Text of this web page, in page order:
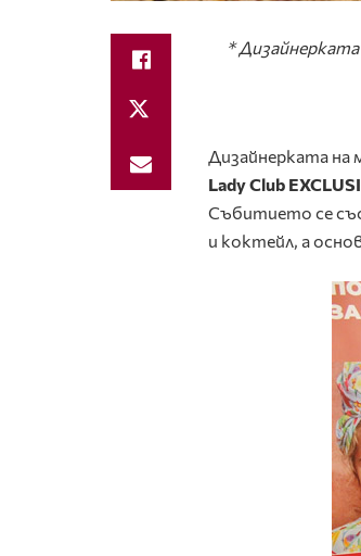
* Дизайнерката
Дизайнерката на
Lady Club
Събитието се
и коктейл, а